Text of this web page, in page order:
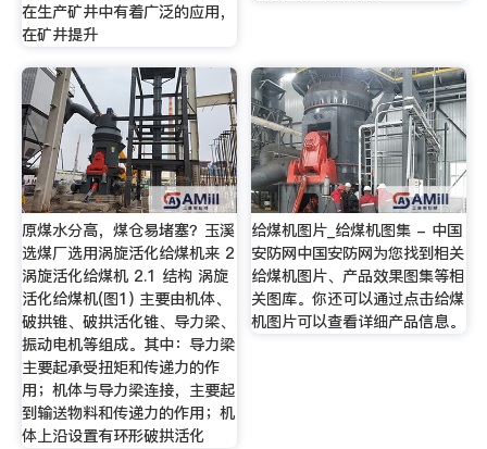
在生产矿井中有着广泛的应用，
在矿井提升
原煤水分高，煤仓易堵塞？玉溪
选煤厂选用涡旋活化给煤机来 2
涡旋活化给煤机 2.1 结构 涡旋
活化给煤机(图1) 主要由机体、
破拱锥、破拱活化锥、导力梁、
振动电机等组成。其中：导力梁
主要起承受扭矩和传递力的作
用；机体与导力梁连接，主要起
到输送物料和传递力的作用；机
体上沿设置有环形破拱活化
给煤机图片_给煤机图集 - 中国
安防网中国安防网为您找到相关
给煤机图片、产品效果图集等相
关图库。你还可以通过点击给煤
机图片可以查看详细产品信息。